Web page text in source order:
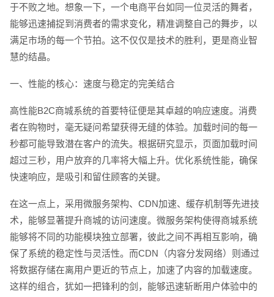
于不败之地。想象一下，一个电商平台如同一位灵活的舞者，
能够迅速捕捉到消费者的需求变化，精准调整自己的舞步，以
满足市场的每一个节拍。这不仅仅是技术的胜利，更是商业智
慧的结晶。
一、性能的核心：速度与稳定的完美结合
高性能B2C商城系统的首要特征便是其卓越的响应速度。消费
者在购物时，毫无疑问希望获得无缝的体验。加载时间的每一
秒都可能导致潜在客户的流失。根据研究显示，页面加载时间
超过三秒，用户放弃的几率将大幅上升。优化系统性能，确保
快速响应，是吸引和留住顾客的关键。
在这一点上，采用微服务架构、CDN加速、缓存机制等先进技
术，能够显著提升商城的访问速度。微服务架构使得商城系统
能够将不同的功能模块独立部署，彼此之间不再相互影响，确
保了系统的稳定性与灵活性。而CDN（内容分发网络）则通过
将数据存储在离用户更近的节点上，加速了内容的加载速度。
这样的组合，犹如一把锋利的剑，能够迅速斩断用户体验中的